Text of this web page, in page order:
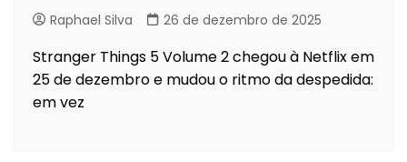
Raphael Silva 26 de dezembro de 2025
Stranger Things 5 Volume 2 chegou à Netflix em
25 de dezembro e mudou o ritmo da despedida:
em vez